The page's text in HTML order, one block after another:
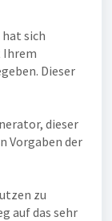
hat sich
Ihrem
Dieser
dieser
Vorgaben der
zu
auf das sehr